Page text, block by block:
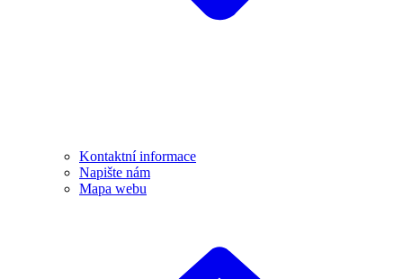
Kontaktní informace
Napište nám
Mapa webu